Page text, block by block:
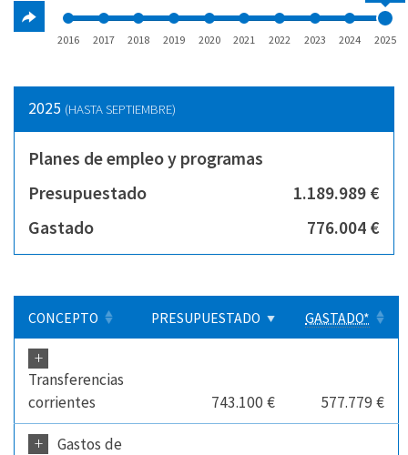
2016 2017 2018 2019 2020 2021 2022 2023 2024 2025
2025 (HASTA SEPTIEMBRE)
Planes de empleo y programas
Presupuestado
1.189.989 €
Gastado
776.004 €
CONCEPTO PRESUPUESTADO GASTADO*
+
Transferencias
corrientes
743.100 € 577.779 €
+
Gastos de